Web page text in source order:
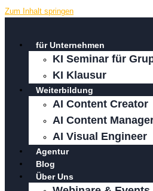
Zum Inhalt springen
für Unternehmen
KI Seminar für
KI Klausur
Weiterbildung
AI Content Creator
AI Content
AI Visual Engineer
Agentur
Blog
Über Uns